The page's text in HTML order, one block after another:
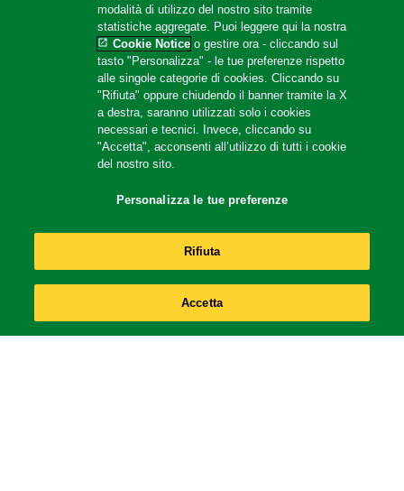
Gran Purè
modalità di utilizzo del nostro sito tramite
statistiche aggregate. Puoi leggere qui la nostra
Cookie Notice o gestire ora - cliccando sul
tasto "Personalizza" - le tue preferenze rispetto
alle singole categorie di cookies. Cliccando su
"Rifiuta" oppure chiudendo il banner tramite la X
a destra, saranno utilizzati solo i cookies
necessari e tecnici. Invece, cliccando su
"Accetta", acconsenti all’utilizzo di tutti i cookie
del nostro sito.
Personalizza le tue preferenze
Rifiuta
Accetta